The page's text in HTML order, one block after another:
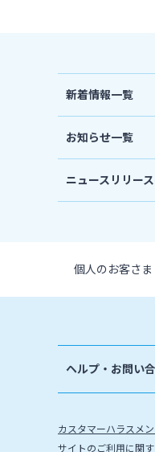
新着情報一覧
お知らせ一覧
ニュースリリー
個人のお客さま
ヘルプ・お問い
カスタマーハラスメ
サイトのご利用に関